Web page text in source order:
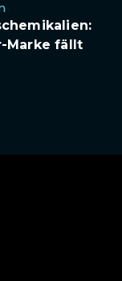
Marke fällt